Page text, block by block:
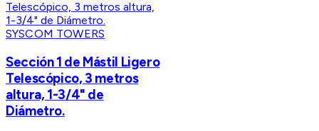
SYSCOM TOWERS
Sección 1 de Mástil Ligero
Telescópico, 3 metros
altura, 1-3/4" de
Diámetro.